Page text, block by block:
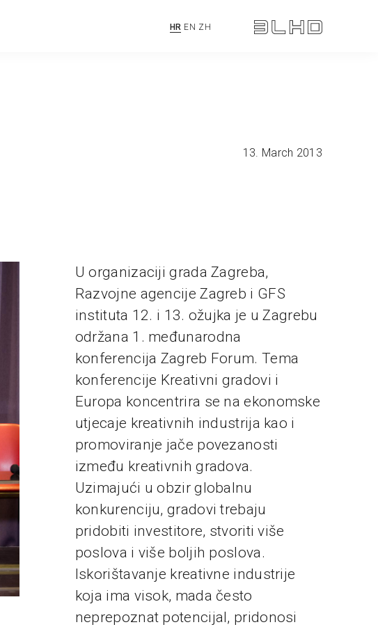
HR EN ZH
13. March 2013
U organizaciji grada Zagreba,
Razvojne agencije Zagreb i GFS
instituta 12. i 13. ožujka je u Zagrebu
održana 1. međunarodna
konferencija Zagreb Forum. Tema
konferencije Kreativni gradovi i
Europa koncentrira se na ekonomske
utjecaje kreativnih industrija kao i
promoviranje jače povezanosti
između kreativnih gradova.
Uzimajući u obzir globalnu
konkurenciju, gradovi trebaju
pridobiti investitore, stvoriti više
poslova i više boljih poslova.
Iskorištavanje kreativne industrije
koja ima visok, mada često
neprepoznat potencijal, pridonosi